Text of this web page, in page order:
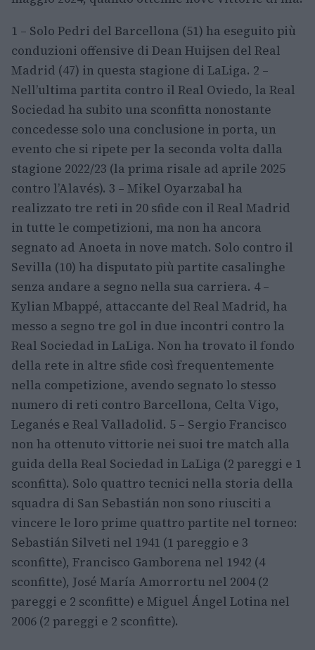
1 – Solo Pedri del Barcellona (51) ha eseguito più
conduzioni offensive di Dean Huijsen del Real
Madrid (47) in questa stagione di LaLiga. 2 –
Nell’ultima partita contro il Real Oviedo, la Real
Sociedad ha subito una sconfitta nonostante
concedesse solo una conclusione in porta, un
evento che si ripete per la seconda volta dalla
stagione 2022/23 (la prima risale ad aprile 2025
contro l’Alavés). 3 – Mikel Oyarzabal ha
realizzato tre reti in 20 sfide con il Real Madrid
in tutte le competizioni, ma non ha ancora
segnato ad Anoeta in nove match. Solo contro il
Sevilla (10) ha disputato più partite casalinghe
senza andare a segno nella sua carriera. 4 –
Kylian Mbappé, attaccante del Real Madrid, ha
messo a segno tre gol in due incontri contro la
Real Sociedad in LaLiga. Non ha trovato il fondo
della rete in altre sfide così frequentemente
nella competizione, avendo segnato lo stesso
numero di reti contro Barcellona, Celta Vigo,
Leganés e Real Valladolid. 5 – Sergio Francisco
non ha ottenuto vittorie nei suoi tre match alla
guida della Real Sociedad in LaLiga (2 pareggi e 1
sconfitta). Solo quattro tecnici nella storia della
squadra di San Sebastián non sono riusciti a
vincere le loro prime quattro partite nel torneo:
Sebastián Silveti nel 1941 (1 pareggio e 3
sconfitte), Francisco Gamborena nel 1942 (4
sconfitte), José María Amorrortu nel 2004 (2
pareggi e 2 sconfitte) e Miguel Ángel Lotina nel
2006 (2 pareggi e 2 sconfitte).